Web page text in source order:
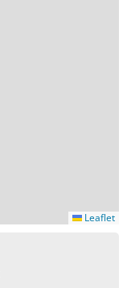
Leaflet